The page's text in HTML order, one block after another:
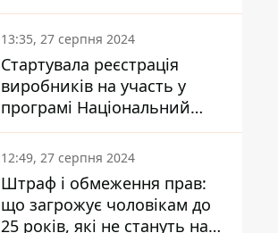
13:35, 27 серпня 2024
Стартувала реєстрація
виробників на участь у
програмі Національний
кешбек: як це зробити
через портал Дія
12:49, 27 серпня 2024
Штраф і обмеження прав:
що загрожує чоловікам до
25 років, які не стануть на